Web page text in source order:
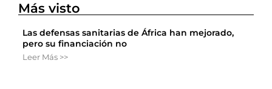
Más visto
Las defensas sanitarias de África han mejorado,
pero su financiación no
Leer Más >>